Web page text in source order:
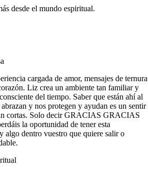
desde el mundo espiritual.
cargada de amor, mensajes de ternura
Liz crea un ambiente tan familiar y
del tiempo. Saber que están ahí al
y nos protegen y ayudan es un sentir
cortas. Solo decir GRACIAS GRACIAS
la oportunidad de tener esta
algo dentro vuestro que quiere salir o